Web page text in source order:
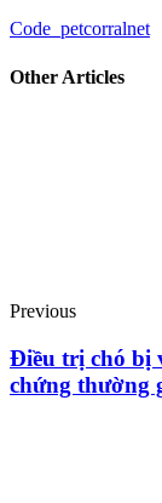
Code_petcorralnet
Other Articles
Previous
Điều trị chó bị
chứng thường